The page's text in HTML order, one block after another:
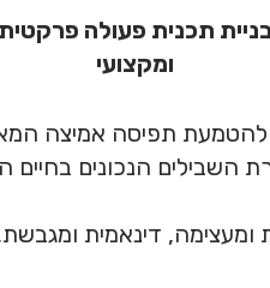
תכנית פעולה
ומקצועי
להטמעת תפיסה אמיצה
השבילים הנכונים בחיים
ומעצימה, דינאמית